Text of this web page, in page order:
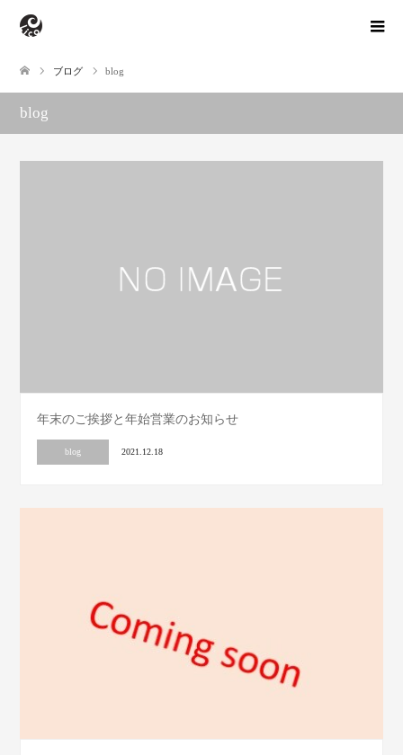
ブログ blog
blog
年末のご挨拶と年始営業のお知らせ
blog 2021.12.18